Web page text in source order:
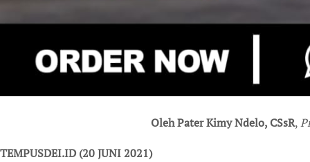
Oleh Pater Kimy Ndelo, CSsR,
TEMPUSDEI.ID (20 JUNI 2021)